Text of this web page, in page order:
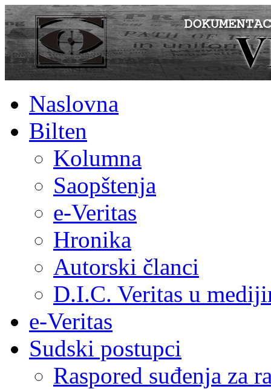
Naslovna
Bilten
Kolumna
Saopštenja
e-Veritas
Hronika
Autorski članci
D.I.C. Veritas u
e-Veritas
Sudski postupci
Raspored suđenja za